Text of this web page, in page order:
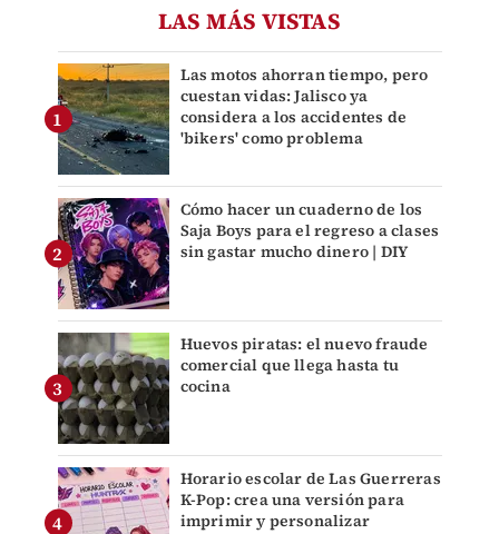
LAS MÁS VISTAS
Las motos ahorran tiempo, pero
cuestan vidas: Jalisco ya
considera a los accidentes de
'bikers' como problema
Cómo hacer un cuaderno de los
Saja Boys para el regreso a clases
sin gastar mucho dinero | DIY
Huevos piratas: el nuevo fraude
comercial que llega hasta tu
cocina
Horario escolar de Las Guerreras
K-Pop: crea una versión para
imprimir y personalizar